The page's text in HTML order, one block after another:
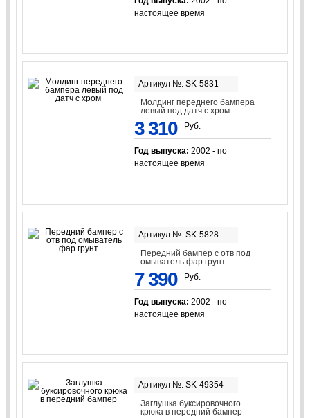
настоящее время
Артикул №: SK-5831
Молдинг переднего бампера
левый под датч с хром
3 310 Руб.
Год выпуска: 2002 - по
настоящее время
Артикул №: SK-5828
Передний бампер с отв под
омыватель фар грунт
7 390 Руб.
Год выпуска: 2002 - по
настоящее время
Артикул №: SK-49354
Заглушка буксировочного
крюка в передний бампер